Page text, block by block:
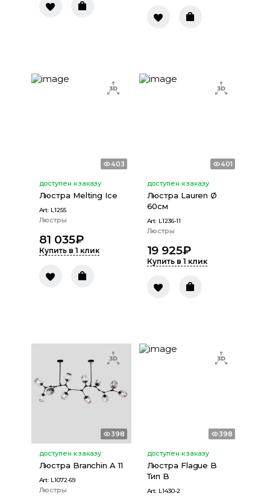
403
доступен к заказу
Люстра Melting Ice
Art: L1255
Люстры
81 035₽
Купить в 1 клик
401
доступен к заказу
Люстра Lauren Ø
60см
Art: L1236-11
Люстры
19 925₽
Купить в 1 клик
398
доступен к заказу
Люстра Branchin A 11
Art: L1072-69
Люстры
398
доступен к заказу
Люстра Flague B
Тип B
Art: L1430-2